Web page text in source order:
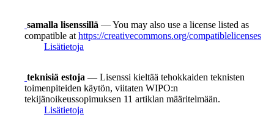
samalla lisenssillä — You may also use a license listed as
compatible at https://creativecommons.org/compatiblelicenses
Lisätietoja
teknisiä estoja — Lisenssi kieltää tehokkaiden teknisten
toimenpiteiden käytön, viitaten WIPO:n
tekijänoikeussopimuksen 11 artiklan määritelmään.
Lisätietoja